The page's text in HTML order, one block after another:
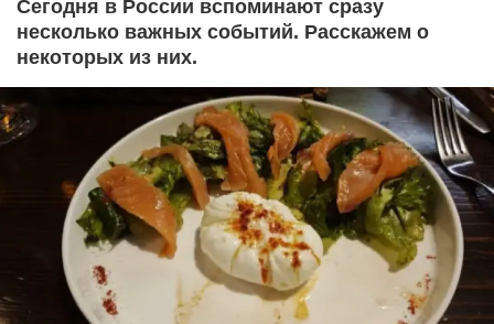
Сегодня в России вспоминают сразу
несколько важных событий. Расскажем о
некоторых из них.